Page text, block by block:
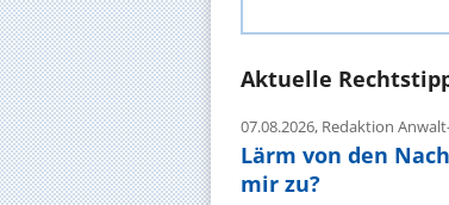
Aktuelle
07.08.2026, Redaktion
Lärm von den
mir zu?